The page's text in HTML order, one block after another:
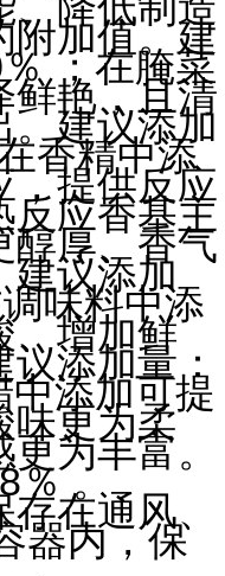
附加值。建
％ ；在腌菜
鲜艳，且清
。建议添加
香精中添
，提供反应
反应香基主
醇厚、香气
建议添加
味料中添
、增加鲜
添加量：
添加可提
味更为柔
为丰富。
8％ 。
在通风、
器内，保